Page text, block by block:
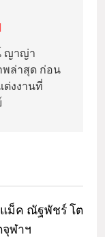
ญาญ่า
พล่าสุด ก่อน
ต่งงานที่
ม็ค ณัฐพัชร์ โต
ฬาฯ